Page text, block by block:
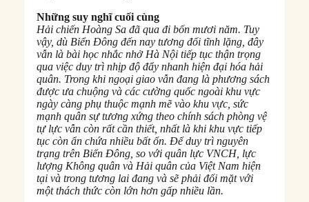
Những suy nghĩ cuối cùng
Hải chiến Hoàng Sa đã qua đi bốn mươi năm. Tuy
vậy, dù Biển Đông đến nay tương đối tĩnh lặng, đây
vẫn là bài học nhắc nhở Hà Nội tiếp tục thận trọng
qua việc duy trì nhịp độ đẩy nhanh hiện đại hóa hải
quân. Trong khi ngoại giao vẫn đang là phương sách
được ưa chuộng và các cường quốc ngoài khu vực
ngày càng phụ thuộc mạnh mẽ vào khu vực, sức
mạnh quân sự tương xứng theo chính sách phòng vệ
tự lực vẫn còn rất cần thiết, nhất là khi khu vực tiếp
tục còn ẩn chứa nhiều bất ổn. Để duy trì nguyên
trạng trên Biển Đông, so với quân lực VNCH, lực
lượng Không quân và Hải quân của Việt Nam hiện
tại và trong tương lai đang và sẽ phải đối mặt với
một thách thức còn lớn hơn gấp nhiều lần.